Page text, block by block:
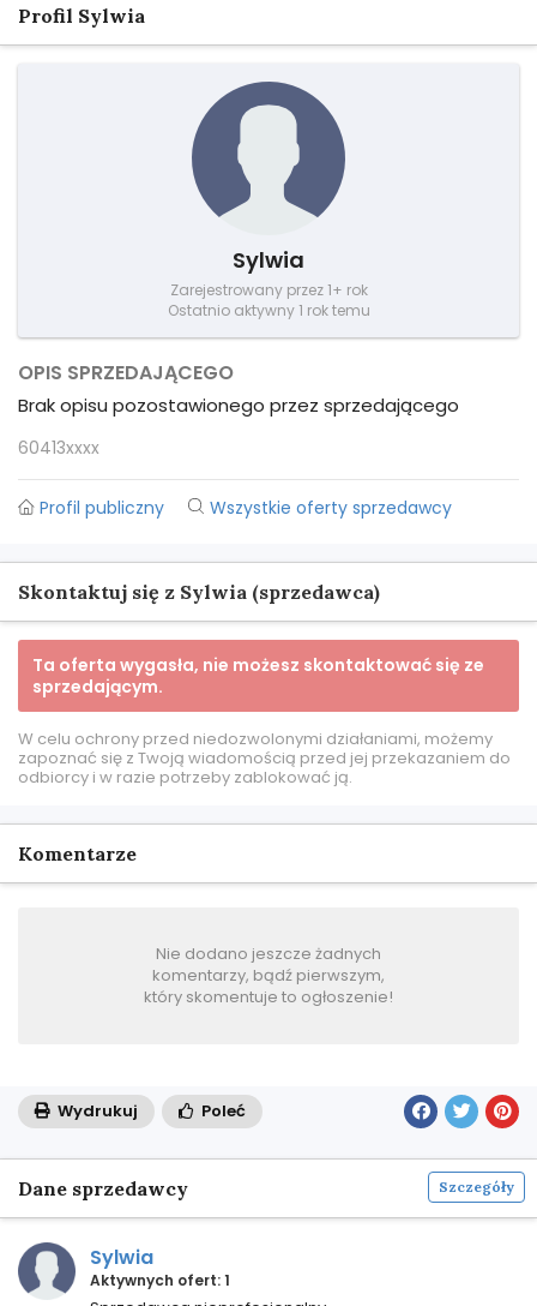
Profil Sylwia
Sylwia
Zarejestrowany przez 1+ rok
Ostatnio aktywny 1 rok temu
OPIS SPRZEDAJĄCEGO
Brak opisu pozostawionego przez sprzedającego
60413xxxx
Profil publiczny Wszystkie oferty sprzedawcy
Skontaktuj się z Sylwia (sprzedawca)
Ta oferta wygasła, nie możesz skontaktować się ze
sprzedającym.
W celu ochrony przed niedozwolonymi działaniami, możemy
zapoznać się z Twoją wiadomością przed jej przekazaniem do
odbiorcy i w razie potrzeby zablokować ją.
Komentarze
Nie dodano jeszcze żadnych
komentarzy, bądź pierwszym,
który skomentuje to ogłoszenie!
Wydrukuj Poleć
Dane sprzedawcy Szczegóły
Sylwia
Aktywnych ofert: 1